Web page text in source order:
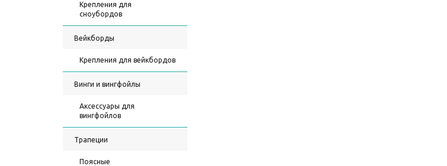
Крепления для
сноубордов
Вейкборды
Крепления для вейкбордов
Винги и вингфойлы
Аксессуары для
вингфойлов
Трапеции
Поясные